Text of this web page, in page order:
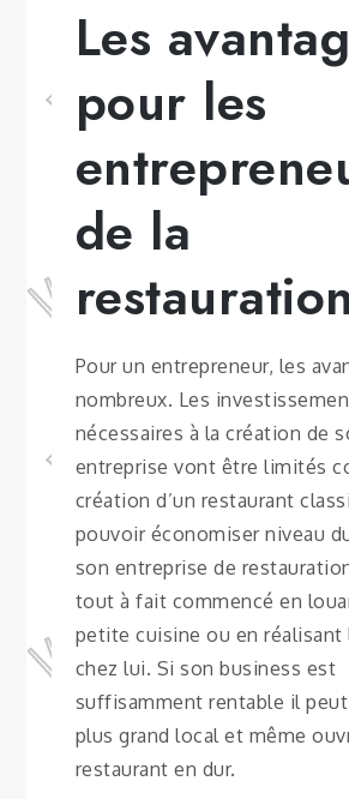
Les
pour les
de la
restauration
Pour un entrepreneur, les
nombreux. Les
nécessaires à la création de
entreprise vont être limités
création d’un restaurant
pouvoir économiser niveau
son entreprise de
tout à fait commencé en
petite cuisine ou en réalisant
chez lui. Si son business est
suffisamment rentable il
plus grand local et même
restaurant en dur.